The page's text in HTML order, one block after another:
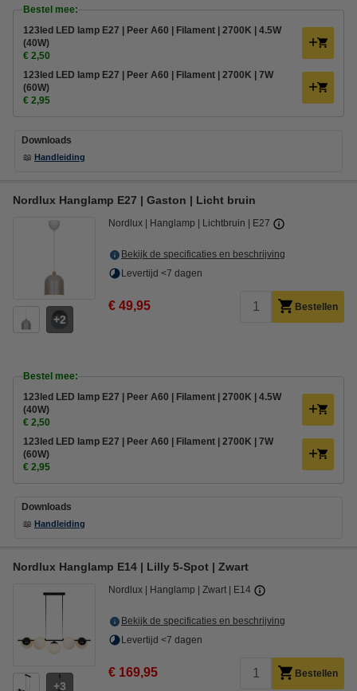
Bestel mee:
123led LED lamp E27 | Peer A60 | Filament | 2700K | 4.5W
(40W)
€ 2,50
123led LED lamp E27 | Peer A60 | Filament | 2700K | 7W
(60W)
€ 2,95
Downloads
📖 Handleiding
Nordlux Hanglamp E27 | Gaston | Licht bruin
2
Nordlux Hanglamp Lichtbruin E27
Bekijk de specificaties en beschrijving
Levertijd <7 dagen
€ 49,95 Bestellen
Bestel mee:
123led LED lamp E27 | Peer A60 | Filament | 2700K | 4.5W
(40W)
€ 2,50
123led LED lamp E27 | Peer A60 | Filament | 2700K | 7W
(60W)
€ 2,95
Downloads
📖 Handleiding
Nordlux Hanglamp E14 | Lilly 5-Spot | Zwart
3
Nordlux Hanglamp Zwart E14
Bekijk de specificaties en beschrijving
Levertijd <7 dagen
€ 169,95 Bestellen